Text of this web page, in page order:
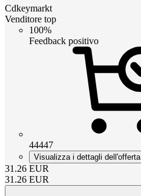
Cdkeymarkt
Venditore top
100%
Feedback positivo
44447
Visualizza i dettagli dell'offerta
31.26 EUR
31.26 EUR